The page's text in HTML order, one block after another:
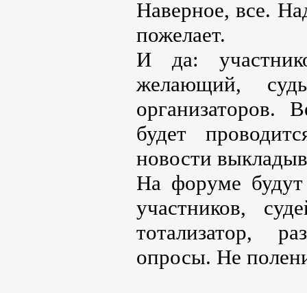
Наверное, все.
пожелает.
И да:
желающий,
организаторов.
будет
новости
На форуме
участников,
тотализатор,
опросы. Не